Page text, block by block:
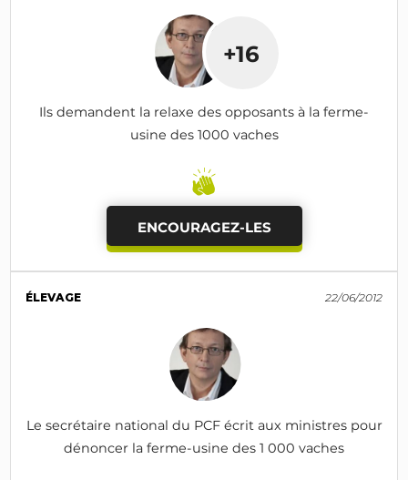
+16
Ils demandent la relaxe des opposants à la ferme-
usine des 1000 vaches
ENCOURAGEZ-LES
ÉLEVAGE 22/06/2012
Le secrétaire national du PCF écrit aux ministres pour
dénoncer la ferme-usine des 1 000 vaches